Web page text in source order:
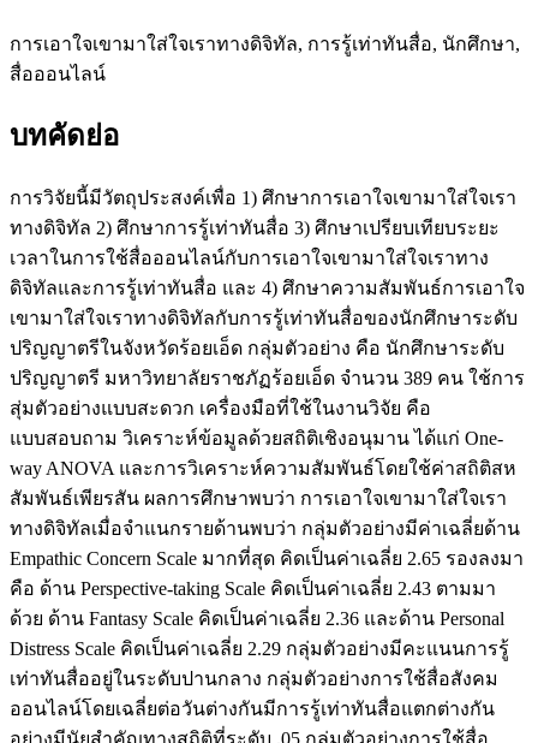
การเอาใจเขามาใส่ใจเราทางดิจิทัล, การรู้เท่าทันสื่อ, นักศึกษา,
สื่อออนไลน์
บทคัดย่อ
การวิจัยนี้มีวัตถุประสงค์เพื่อ 1) ศึกษาการเอาใจเขามาใส่ใจเรา
ทางดิจิทัล 2) ศึกษาการรู้เท่าทันสื่อ 3) ศึกษาเปรียบเทียบระยะ
เวลาในการใช้สื่อออนไลน์กับการเอาใจเขามาใส่ใจเราทาง
ดิจิทัลและการรู้เท่าทันสื่อ และ 4) ศึกษาความสัมพันธ์การเอาใจ
เขามาใส่ใจเราทางดิจิทัลกับการรู้เท่าทันสื่อของนักศึกษาระดับ
ปริญญาตรีในจังหวัดร้อยเอ็ด กลุ่มตัวอย่าง คือ นักศึกษาระดับ
ปริญญาตรี มหาวิทยาลัยราชภัฏร้อยเอ็ด จำนวน 389 คน ใช้การ
สุ่มตัวอย่างแบบสะดวก เครื่องมือที่ใช้ในงานวิจัย คือ
แบบสอบถาม วิเคราะห์ข้อมูลด้วยสถิติเชิงอนุมาน ได้แก่ One-
way ANOVA และการวิเคราะห์ความสัมพันธ์โดยใช้ค่าสถิติสห
สัมพันธ์เพียรสัน ผลการศึกษาพบว่า การเอาใจเขามาใส่ใจเรา
ทางดิจิทัลเมื่อจำแนกรายด้านพบว่า กลุ่มตัวอย่างมีค่าเฉลี่ยด้าน
Empathic Concern Scale มากที่สุด คิดเป็นค่าเฉลี่ย 2.65 รองลงมา
คือ ด้าน Perspective-taking Scale คิดเป็นค่าเฉลี่ย 2.43 ตามมา
ด้วย ด้าน Fantasy Scale คิดเป็นค่าเฉลี่ย 2.36 และด้าน Personal
Distress Scale คิดเป็นค่าเฉลี่ย 2.29 กลุ่มตัวอย่างมีคะแนนการรู้
เท่าทันสื่ออยู่ในระดับปานกลาง กลุ่มตัวอย่างการใช้สื่อสังคม
ออนไลน์โดยเฉลี่ยต่อวันต่างกันมีการรู้เท่าทันสื่อแตกต่างกัน